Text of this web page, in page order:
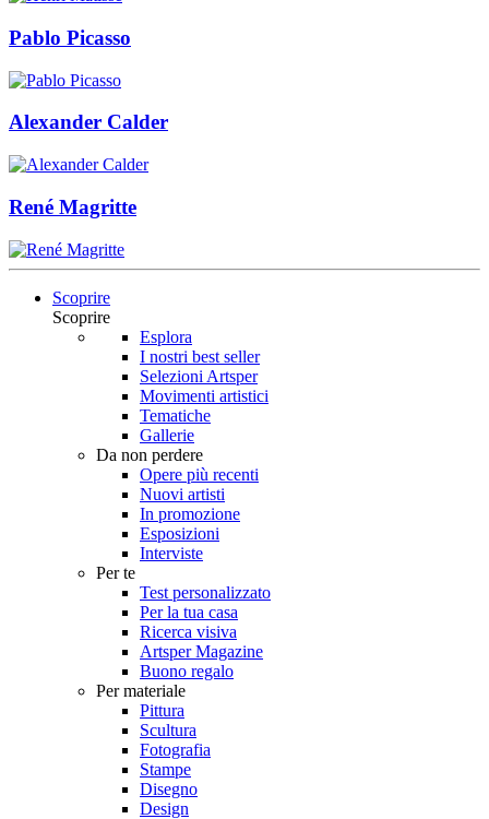
Pablo Picasso
Alexander Calder
René Magritte
Scoprire
Scoprire
Esplora
I nostri best seller
Selezioni Artsper
Movimenti artistici
Tematiche
Gallerie
Da non perdere
Opere più recenti
Nuovi artisti
In promozione
Esposizioni
Interviste
Per te
Test personalizzato
Per la tua casa
Ricerca visiva
Artsper Magazine
Buono regalo
Per materiale
Pittura
Scultura
Fotografia
Stampe
Disegno
Design